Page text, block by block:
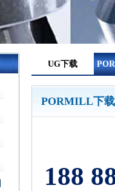
UG下载
PORMILL下载
188